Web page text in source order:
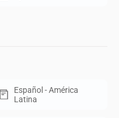
Español - América
Latina